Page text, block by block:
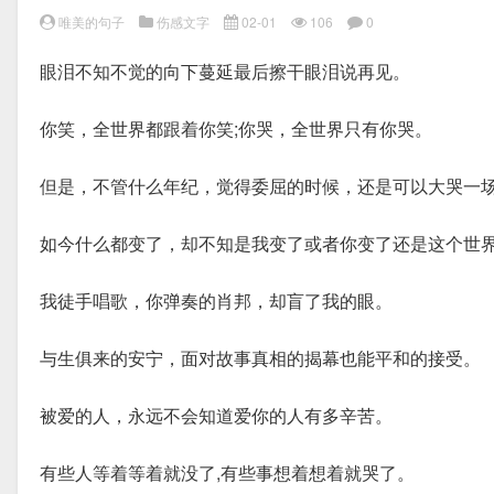
唯美的句子 伤感文字 02-01 106 0
眼泪不知不觉的向下蔓延最后擦干眼泪说再见。
你笑，全世界都跟着你笑;你哭，全世界只有你哭。
但是，不管什么年纪，觉得委屈的时候，还是可以大哭一场
如今什么都变了，却不知是我变了或者你变了还是这个世界
我徒手唱歌，你弹奏的肖邦，却盲了我的眼。
与生俱来的安宁，面对故事真相的揭幕也能平和的接受。
被爱的人，永远不会知道爱你的人有多辛苦。
有些人等着等着就没了,有些事想着想着就哭了。